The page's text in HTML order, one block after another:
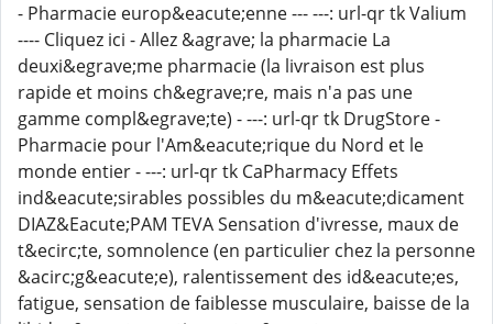
- Pharmacie europ&eacute;enne --- ---: url-qr tk Valium
---- Cliquez ici - Allez &agrave; la pharmacie La
deuxi&egrave;me pharmacie (la livraison est plus
rapide et moins ch&egrave;re, mais n'a pas une
gamme compl&egrave;te) - ---: url-qr tk DrugStore -
Pharmacie pour l'Am&eacute;rique du Nord et le
monde entier - ---: url-qr tk CaPharmacy Effets
ind&eacute;sirables possibles du m&eacute;dicament
DIAZ&Eacute;PAM TEVA Sensation d'ivresse, maux de
t&ecirc;te, somnolence (en particulier chez la personne
&acirc;g&eacute;e), ralentissement des id&eacute;es,
fatigue, sensation de faiblesse musculaire, baisse de la